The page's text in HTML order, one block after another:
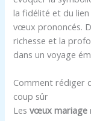
la fidélité et du
vœux prononcés.
richesse et la
dans un voyage
Comment rédiger
coup sûr
Lesvœux mariage